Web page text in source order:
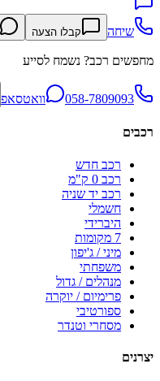
שיחה קבלו הצעה
מחפשים רכב? נשמח לסייע
058-7809093 וואטסאפ
רכבים
רכב חדש
רכב 0 ק"מ
רכב יד שניה
חשמלי
היברידי
7 מקומות
מיני / ג'יפון
משפחתי
מנהלים / גדול
פרימיום / יוקרה
ספורטיבי
מסחרי וטנדר
יצרנים